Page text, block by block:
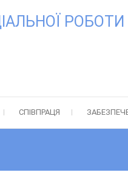
РОБОТИ І
СПІВПРАЦЯ